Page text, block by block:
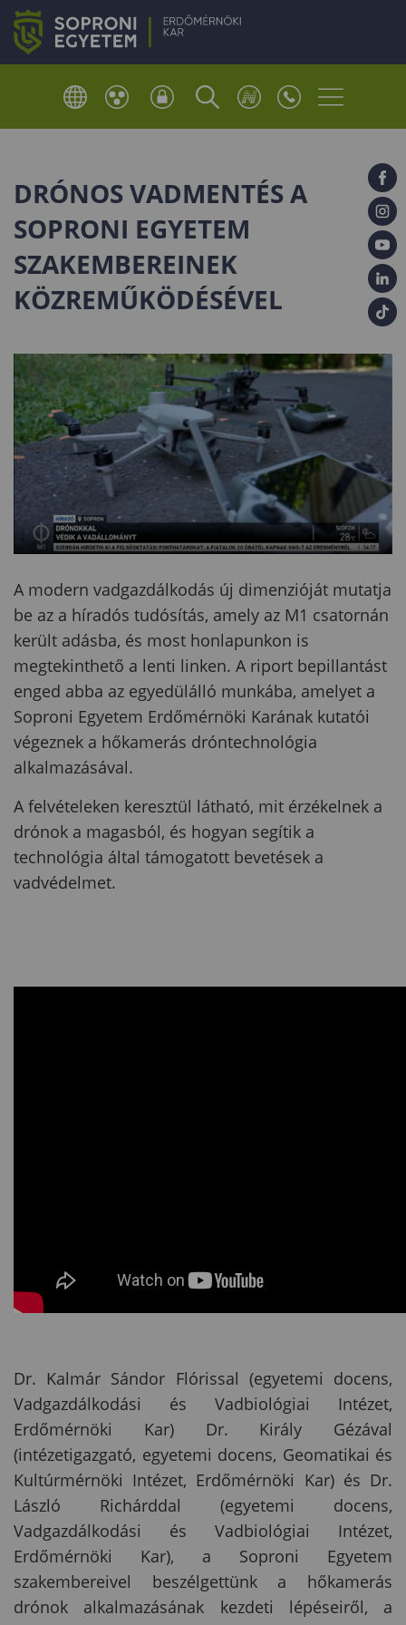
DRÓNOS VADMENTÉS A
SOPRONI EGYETEM
SZAKEMBEREINEK
KÖZREMŰKÖDÉSÉVEL
A modern vadgazdálkodás új dimenzióját mutatja
be az a híradós tudósítás, amely az M1 csatornán
került adásba, és most honlapunkon is
megtekinthető a lenti linken. A riport bepillantást
enged abba az egyedülálló munkába, amelyet a
Soproni Egyetem Erdőmérnöki Karának kutatói
végeznek a hőkamerás dróntechnológia
alkalmazásával.
A felvételeken keresztül látható, mit érzékelnek a
drónok a magasból, és hogyan segítik a
technológia által támogatott bevetések a
vadvédelmet.
Dr. Kalmár Sándor Flórissal (egyetemi docens,
Vadgazdálkodási és Vadbiológiai Intézet,
Erdőmérnöki Kar) Dr. Király Gézával
(intézetigazgató, egyetemi docens, Geomatikai és
Kultúrmérnöki Intézet, Erdőmérnöki Kar) és Dr.
László Richárddal (egyetemi docens,
Vadgazdálkodási és Vadbiológiai Intézet,
Erdőmérnöki Kar), a Soproni Egyetem
szakembereivel beszélgettünk a hőkamerás
drónok alkalmazásának kezdeti lépéseiről, a